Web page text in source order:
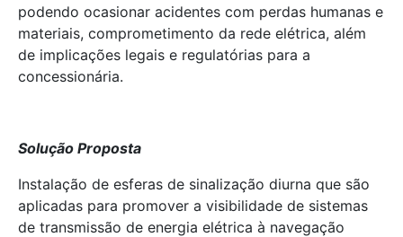
podendo ocasionar acidentes com perdas humanas e
materiais, comprometimento da rede elétrica, além
de implicações legais e regulatórias para a
concessionária.
Solução Proposta
Instalação de esferas de sinalização diurna que são
aplicadas para promover a visibilidade de sistemas
de transmissão de energia elétrica à navegação